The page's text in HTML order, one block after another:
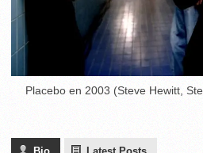
Placebo en 2003 (Steve Hewitt,